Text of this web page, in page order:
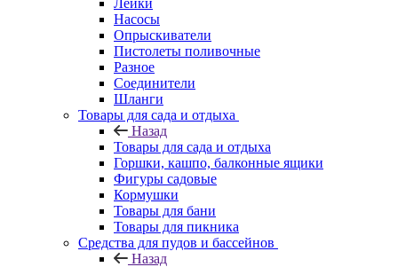
Насосы
Опрыскиватели
Пистолеты поливочные
Разное
Соединители
Шланги
Товары для сада и отдыха
Назад
Товары для сада и отдыха
Горшки, кашпо, балконные ящики
Фигуры садовые
Кормушки
Товары для бани
Товары для пикника
Средства для пудов и бассейнов
Назад